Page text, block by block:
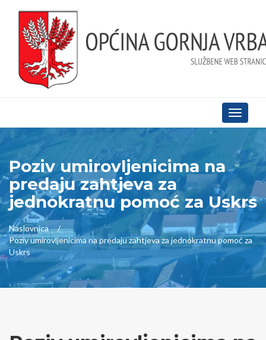
Toggle
Poziv umirovljenicima na
predaju zahtjeva za
jednokratnu pomoć za Uskrs
Naslovnica
Poziv umirovljenicima na predaju zahtjeva za jednokratnu pomoć za
Uskrs